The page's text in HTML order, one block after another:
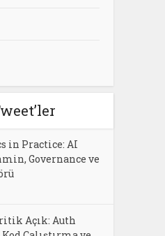
in Practice: AI
Governance ve
Açık: Auth